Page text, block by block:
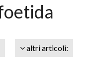
altri articoli: